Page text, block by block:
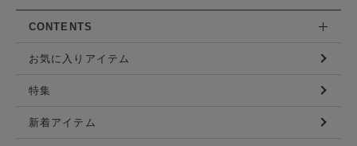
CONTENTS
お気に入りアイテム
特集
新着アイテム